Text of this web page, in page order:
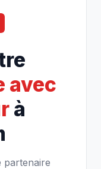
avec
à
partenaire